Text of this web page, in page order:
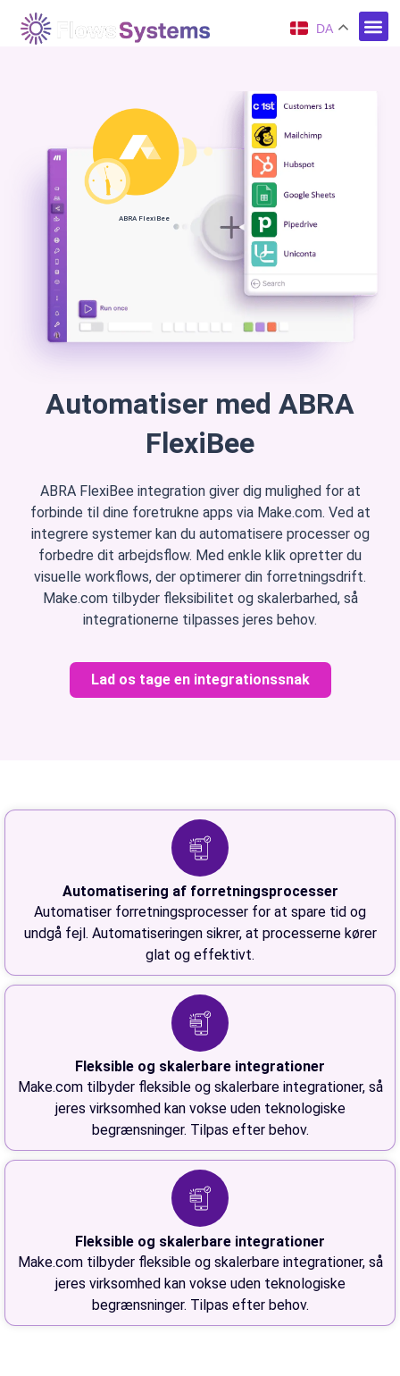
DA
Automatiser med ABRA
FlexiBee
ABRA FlexiBee integration giver dig mulighed for at
forbinde til dine foretrukne apps via Make.com. Ved at
integrere systemer kan du automatisere processer og
forbedre dit arbejdsflow. Med enkle klik opretter du
visuelle workflows, der optimerer din forretningsdrift.
Make.com tilbyder fleksibilitet og skalerbarhed, så
integrationerne tilpasses jeres behov.
Lad os tage en integrationssnak
ABRA FlexiBee
Automatisering af forretningsprocesser
Automatiser forretningsprocesser for at spare tid og
undgå fejl. Automatiseringen sikrer, at processerne kører
glat og effektivt.
Fleksible og skalerbare integrationer
Make.com tilbyder fleksible og skalerbare integrationer, så
jeres virksomhed kan vokse uden teknologiske
begrænsninger. Tilpas efter behov.
Fleksible og skalerbare integrationer
Make.com tilbyder fleksible og skalerbare integrationer, så
jeres virksomhed kan vokse uden teknologiske
begrænsninger. Tilpas efter behov.